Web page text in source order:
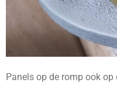
Panels op de romp ook